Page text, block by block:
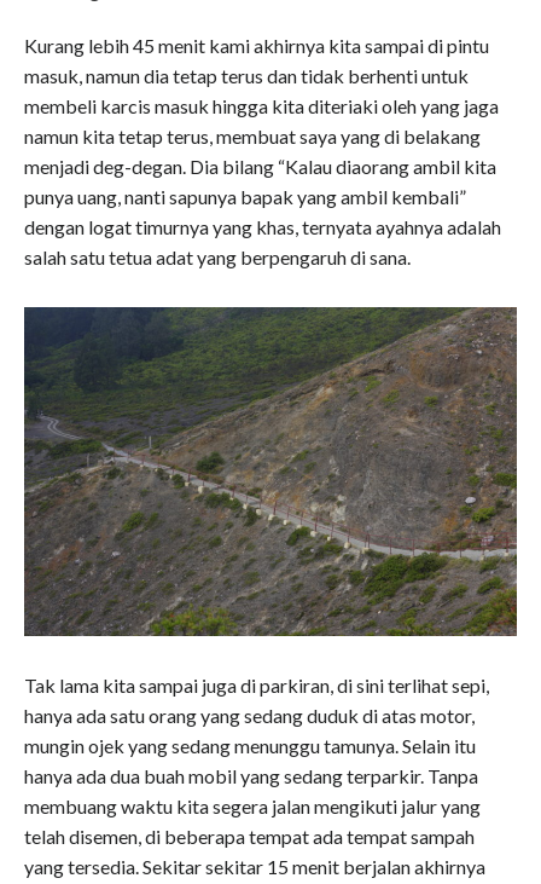
Kurang lebih 45 menit kami akhirnya kita sampai di pintu
masuk, namun dia tetap terus dan tidak berhenti untuk
membeli karcis masuk hingga kita diteriaki oleh yang jaga
namun kita tetap terus, membuat saya yang di belakang
menjadi deg-degan. Dia bilang “Kalau diaorang ambil kita
punya uang, nanti sapunya bapak yang ambil kembali”
dengan logat timurnya yang khas, ternyata ayahnya adalah
salah satu tetua adat yang berpengaruh di sana.
Tak lama kita sampai juga di parkiran, di sini terlihat sepi,
hanya ada satu orang yang sedang duduk di atas motor,
mungin ojek yang sedang menunggu tamunya. Selain itu
hanya ada dua buah mobil yang sedang terparkir. Tanpa
membuang waktu kita segera jalan mengikuti jalur yang
telah disemen, di beberapa tempat ada tempat sampah
yang tersedia. Sekitar sekitar 15 menit berjalan akhirnya